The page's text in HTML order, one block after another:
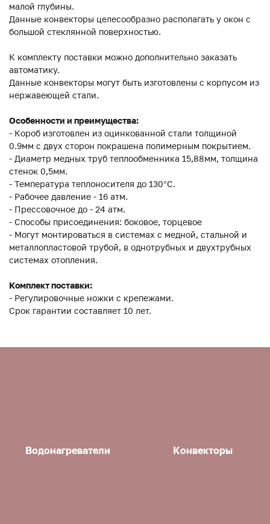
малой глубины.
Данные конвекторы целесообразно располагать у окон с
большой стеклянной поверхностью.
К комплекту поставки можно дополнительно заказать
автоматику.
Данные конвекторы могут быть изготовлены с корпусом из
нержавеющей стали.
Особенности и преимущества:
- Короб изготовлен из оцинкованной стали толщиной
0.9мм с двух сторон покрашена полимерным покрытием.
- Диаметр медных труб теплообменника 15,88мм, толщина
стенок 0,5мм.
- Температура теплоносителя до 130°C.
- Рабочее давление - 16 атм.
- Прессовочное до - 24 атм.
- Способы присоединения: боковое, торцевое
- Могут монтироваться в системах с медной, стальной и
металлопластовой трубой, в однотрубных и двухтрубных
системах отопления.
Комплект поставки:
- Регулировочные ножки с крепежами.
Срок гарантии составляет 10 лет.
Водонагреватели Конвекторы